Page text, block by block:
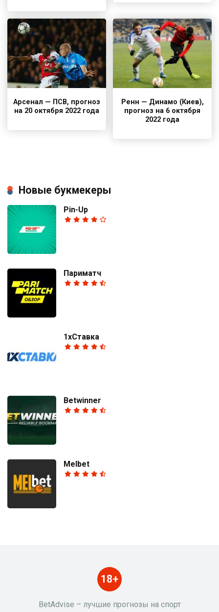
Арсенал — ПСВ, прогноз
на 20 октября 2022 года
Ренн — Динамо (Киев),
прогноз на 6 октября
2022 года
Новые букмекеры
Pin-Up
Париматч
1хСтавка
Betwinner
Melbet
BetAdvise – лучшие прогнозы на спорт
18+